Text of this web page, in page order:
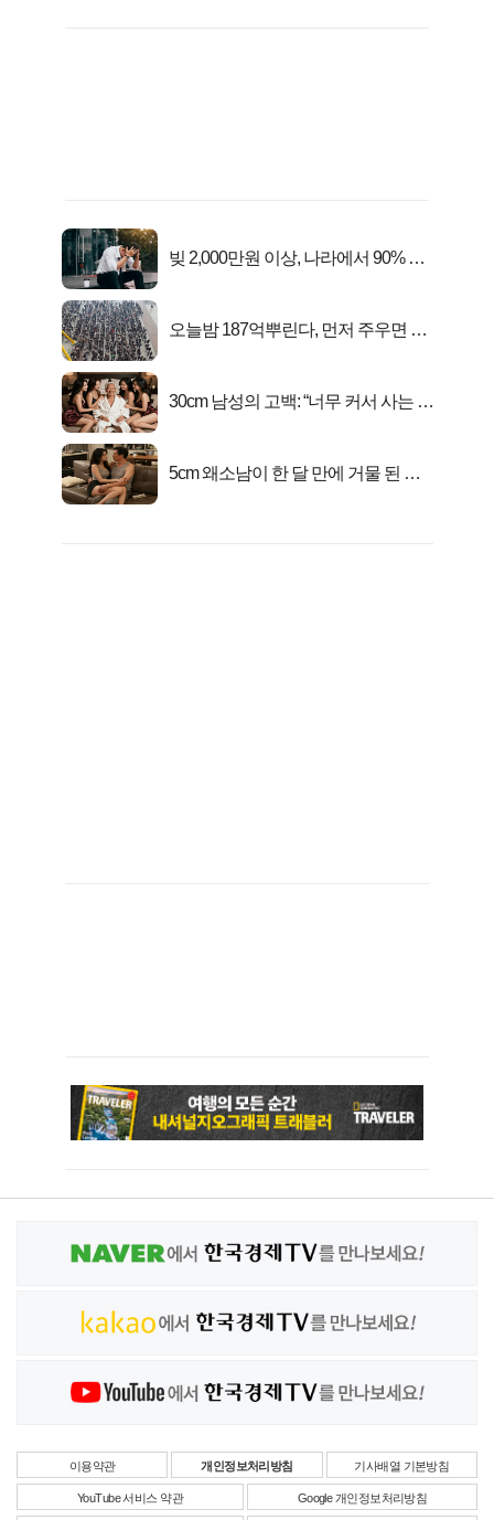
빚 2,000만원 이상, 나라에서 90% 갚
오늘밤 187억뿌린다, 먼저 주우면 최
30cm 남성의 고백: “너무 커서 사는 게
5cm 왜소남이 한 달 만에 거물 된 사
이용약관 개인정보처리방침 기사배열 기본방침
YouTube 서비스 약관 Google 개인정보처리방침